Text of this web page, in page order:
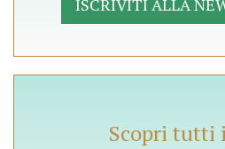
ISCRIVITI ALLA
Scopri tutti